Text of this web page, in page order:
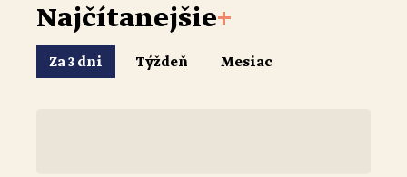
Najčítanejšie+
Za 3 dni Týždeň Mesiac